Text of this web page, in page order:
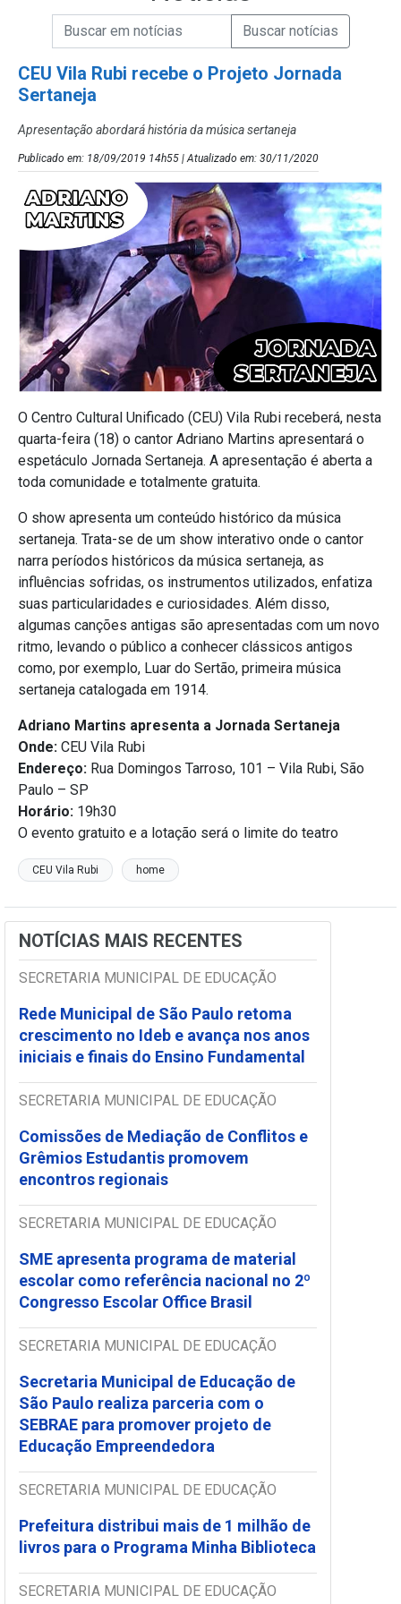
Campo de Busca de Notícias
Campo de Busca de informaçõesEnviar a Busca de Notícias
CEU Vila Rubi recebe o Projeto Jornada
Sertaneja
Apresentação abordará história da música sertaneja
Publicado em: 18/09/2019 14h55 | Atualizado em: 30/11/2020
O Centro Cultural Unificado (CEU) Vila Rubi receberá, nesta
quarta-feira (18) o cantor Adriano Martins apresentará o
espetáculo Jornada Sertaneja. A apresentação é aberta a
toda comunidade e totalmente gratuita.
O show apresenta um conteúdo histórico da música
sertaneja. Trata-se de um show interativo onde o cantor
narra períodos históricos da música sertaneja, as
influências sofridas, os instrumentos utilizados, enfatiza
suas particularidades e curiosidades. Além disso,
algumas canções antigas são apresentadas com um novo
ritmo, levando o público a conhecer clássicos antigos
como, por exemplo, Luar do Sertão, primeira música
sertaneja catalogada em 1914.
Adriano Martins apresenta a Jornada Sertaneja
Onde: CEU Vila Rubi
Endereço: Rua Domingos Tarroso, 101 – Vila Rubi, São
Paulo – SP
Horário: 19h30
O evento gratuito e a lotação será o limite do teatro
CEU Vila Rubi home
NOTÍCIAS MAIS RECENTES
SECRETARIA MUNICIPAL DE EDUCAÇÃO
Rede Municipal de São Paulo retoma
crescimento no Ideb e avança nos anos
iniciais e finais do Ensino Fundamental
SECRETARIA MUNICIPAL DE EDUCAÇÃO
Comissões de Mediação de Conflitos e
Grêmios Estudantis promovem
encontros regionais
SECRETARIA MUNICIPAL DE EDUCAÇÃO
SME apresenta programa de material
escolar como referência nacional no 2º
Congresso Escolar Office Brasil
SECRETARIA MUNICIPAL DE EDUCAÇÃO
Secretaria Municipal de Educação de
São Paulo realiza parceria com o
SEBRAE para promover projeto de
Educação Empreendedora
SECRETARIA MUNICIPAL DE EDUCAÇÃO
Prefeitura distribui mais de 1 milhão de
livros para o Programa Minha Biblioteca
SECRETARIA MUNICIPAL DE EDUCAÇÃO